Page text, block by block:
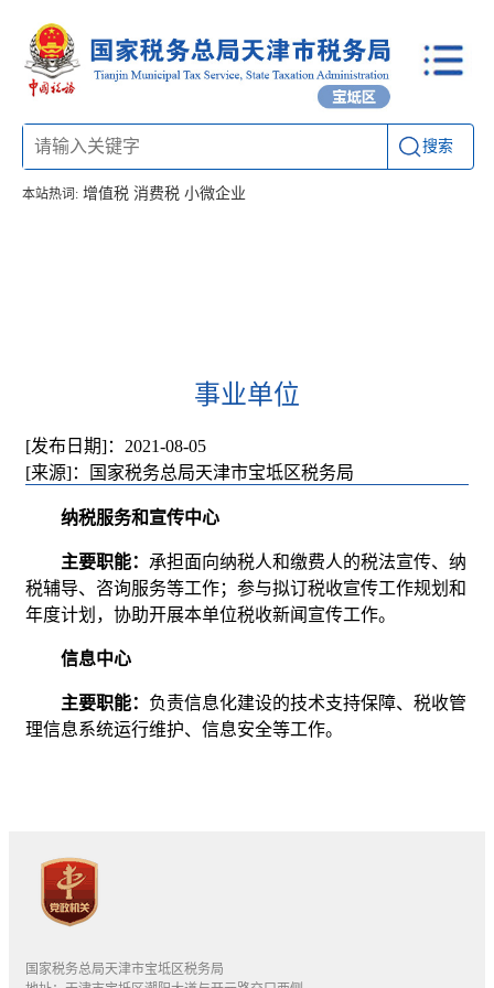
搜索
本站热词: 增值税 消费税 小微企业
事业单位
[发布日期]：2021-08-05
[来源]：国家税务总局天津市宝坻区税务局
纳税服务和宣传中心
主要职能： 承担面向纳税人和缴费人的税法宣传、纳
税辅导、咨询服务等工作；参与拟订税收宣传工作规划和
年度计划，协助开展本单位税收新闻宣传工作。
信息中心
主要职能： 负责信息化建设的技术支持保障、税收管
理信息系统运行维护、信息安全等工作。
国家税务总局天津市宝坻区税务局